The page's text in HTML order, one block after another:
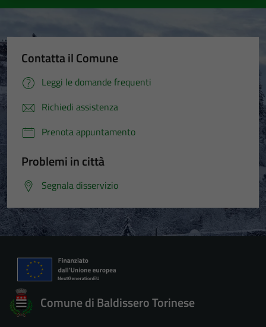
Contatta il Comune
Leggi le domande frequenti
Richiedi assistenza
Prenota appuntamento
Problemi in città
Segnala disservizio
Comune di Baldissero Torinese